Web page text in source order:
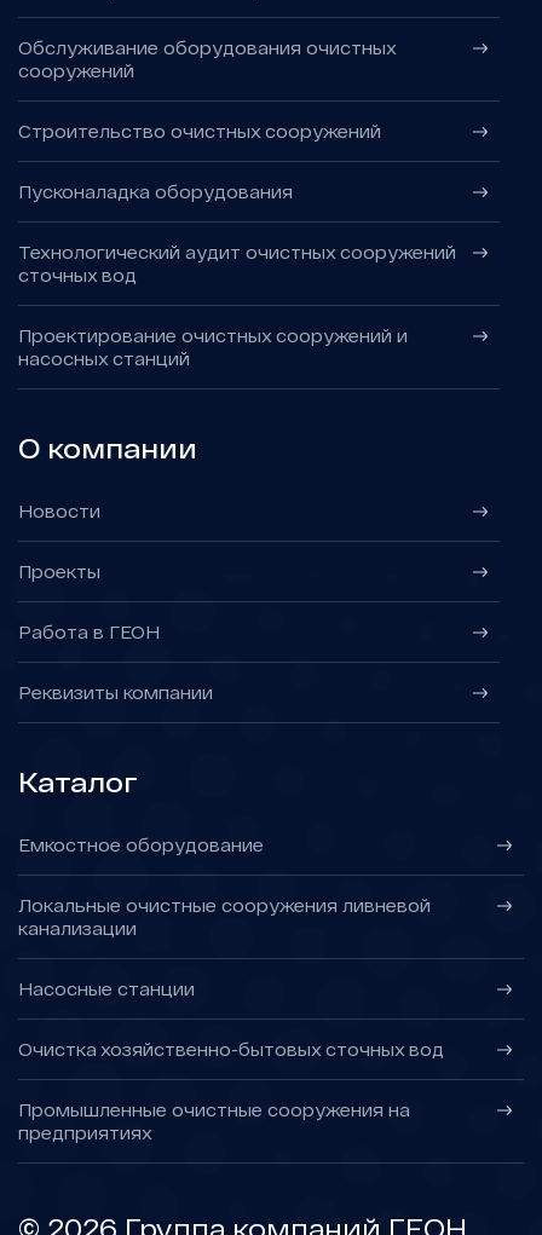
Обслуживание оборудования очистных
сооружений
Строительство очистных сооружений
Пусконаладка оборудования
Технологический аудит очистных сооружений
сточных вод
Проектирование очистных сооружений и
насосных станций
О компании
Новости
Проекты
Работа в ГЕОН
Реквизиты компании
Каталог
Емкостное оборудование
Локальные очистные сооружения ливневой
канализации
Насосные станции
Очистка хозяйственно-бытовых сточных вод
Промышленные очистные сооружения на
предприятиях
© 2026 Группа компаний ГЕОН.